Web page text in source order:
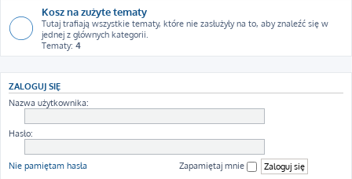
Kosz na zużyte tematy
Tutaj trafiają wszystkie tematy, które nie zasłużyły na to, aby znaleźć się w
jednej z głównych kategorii.
Tematy: 4
ZALOGUJ SIĘ
Nazwa użytkownika:
Hasło:
Nie pamiętam hasła Zapamiętaj mnie